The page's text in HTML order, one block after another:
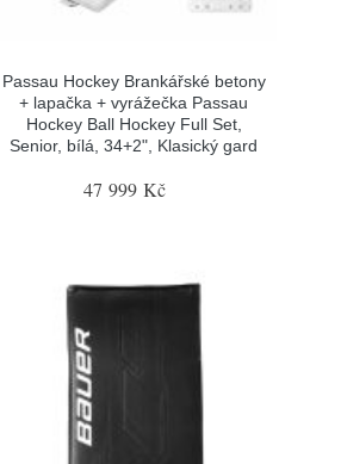
Passau Hockey Brankářské betony
+ lapačka + vyrážečka Passau
Hockey Ball Hockey Full Set,
Senior, bílá, 34+2", Klasický gard
47 999 Kč